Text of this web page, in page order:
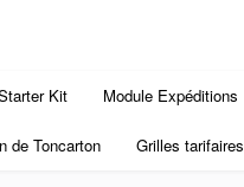
Kit Module Expéditions
de Toncarton Grilles tarifaires